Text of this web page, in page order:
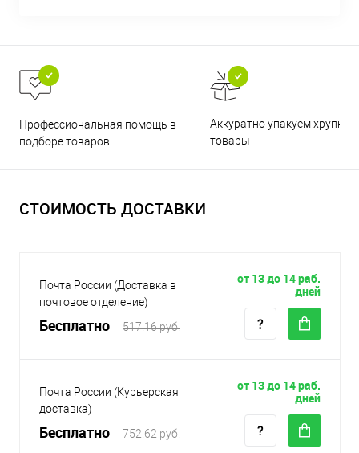
Профессиональная помощь в
подборе товаров
Аккуратно упакуем хрупкие
товары
СТОИМОСТЬ ДОСТАВКИ
Почта России (Доставка в
почтовое отделение)
Бесплатно 517.16 руб.
от 13 до 14 раб.
дней
Почта России (Курьерская
доставка)
Бесплатно 752.62 руб.
от 13 до 14 раб.
дней